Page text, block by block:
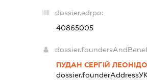
dossier.edrpo:
40865005
ПУДАН СЕРГІЙ
dossier.founderAddress